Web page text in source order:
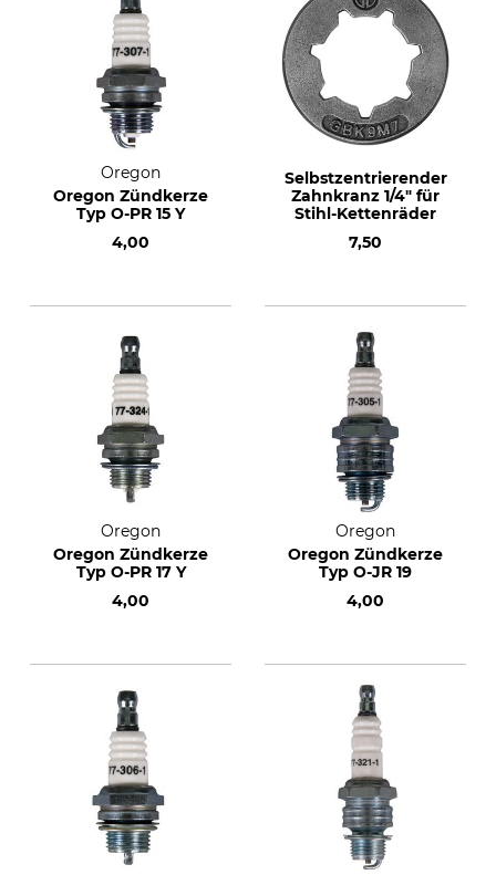
Oregon
Oregon Zündkerze
Typ O-PR 15 Y
4,00
Selbstzentrierender
Zahnkranz 1/4" für
Stihl-Kettenräder
7,50
Oregon
Oregon Zündkerze
Typ O-PR 17 Y
4,00
Oregon
Oregon Zündkerze
Typ O-JR 19
4,00